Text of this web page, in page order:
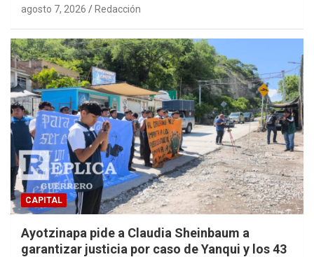
agosto 7, 2026 Redacción
CAPITAL
Ayotzinapa pide a Claudia Sheinbaum a
garantizar justicia por caso de Yanqui y los 43